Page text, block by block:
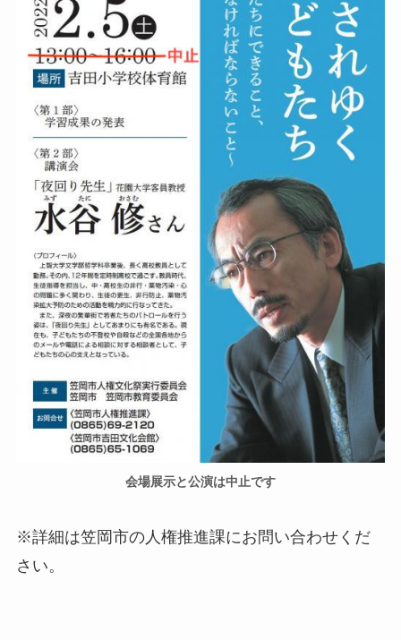
会場展示と公演は中止です
※詳細は笠岡市の人権推進課にお問い合わせくだ
さい。